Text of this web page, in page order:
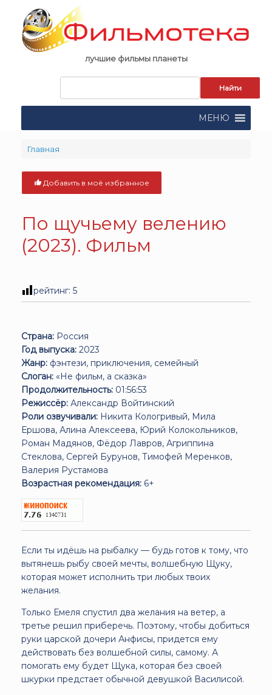
content
лучшие фильмы планеты
поиска:
МЕНЮ
Главная
Добавить в моё избранное
По щучьему велению
(2023). Фильм
рейтинг: 5
Страна: Россия
Год выпуска: 2023
Жанр: фэнтези, приключения, семейный
Слоган: «Не фильм, а сказка»
Продолжительность: 01:56:53
Режиссёр: Александр Войтинский
Роли озвучивали: Никита Кологривый, Мила
Ершова, Алина Алексеева, Юрий Колокольников,
Роман Мадянов, Фёдор Лавров, Агриппина
Стеклова, Сергей Бурунов, Тимофей Меренков,
Валерия Рустамова
Возрастная рекомендация: 6+
Если ты идёшь на рыбалку — будь готов к тому, что
вытянешь рыбу своей мечты, волшебную Щуку,
которая может исполнить три любых твоих
желания.
Только Емеля спустил два желания на ветер, а
третье решил приберечь. Поэтому, чтобы добиться
руки царской дочери Анфисы, придется ему
действовать без волшебной силы, самому. А
помогать ему будет Щука, которая без своей
шкурки предстает обычной девушкой Василисой.